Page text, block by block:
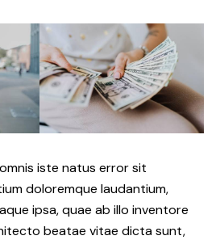
iste natus error sit
doloremque laudantium,
ipsa, quae ab illo inventore
beatae vitae dicta sunt,